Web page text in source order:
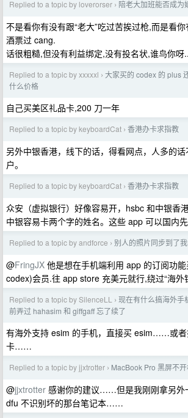
Replied to a topic by loverorser › 陪老大加班能否成为
不是看你有没有跟“老大”吃过苦挨过枪,而是看你
酒票过 cang.
话很粗糙,但没有利益绑定,没有投名状,谁鸟你呀
Replied to a topic by xxxxxl › 大家买的 codex 的 plus
什么价格
自己买美区礼品卡,200 刀一年
Replied to a topic by keyboardCat › 香港办卡求指教
另外中银香港，线下的话，得看网点，人多的
户。
Replied to a topic by keyboardCat › 香港办卡求指教
众安（虚拟银行）好像容易开，hsbc 和中银香
中银容易卡两个字的姓名。这些 app 可以国内
Replied to a topic by andforce › 别人的照片同步到了
@FringJX 他是想在手机端利用 app 的订阅功
codex)会员.往 app store 充美元就行,绕过“海外
Replied to a topic by SilenceLL › 现在有什么搞海外手
前弄过 hahasim 和 giffgaff 忘了续了
有海外支持 esim 的手机，直接买 esim……或
卡……
Replied to a topic by jjxtrotter › MacBook Pro 黑屏不
@jjxtrotter 感谢你的建议……但是我刚刚拿另外
dfu 不识别坏的那台笔记本……